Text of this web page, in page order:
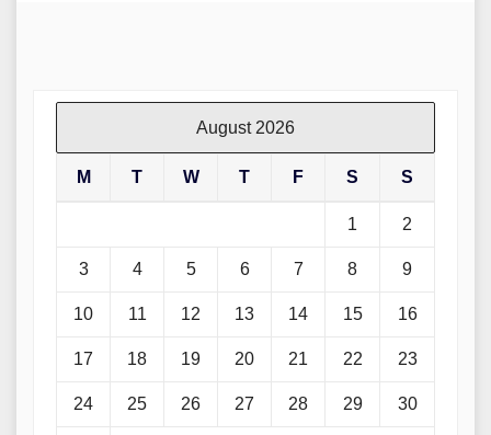
August 2026
M T W T F S S
1 2
3 4 5 6 7 8 9
10 11 12 13 14 15 16
17 18 19 20 21 22 23
24 25 26 27 28 29 30